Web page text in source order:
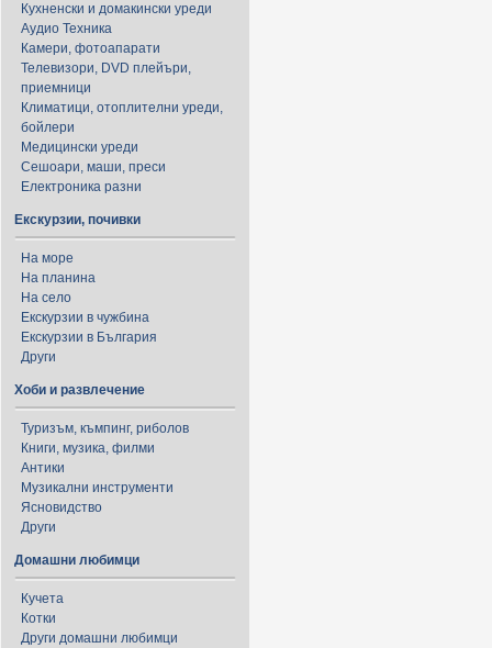
Кухненски и домакински уреди
Аудио Техника
Камери, фотоапарати
Телевизори, DVD плейъри,
приемници
Климатици, отоплителни уреди,
бойлери
Медицински уреди
Сешоари, маши, преси
Електроника разни
Екскурзии, почивки
На море
На планина
На село
Екскурзии в чужбина
Екскурзии в България
Други
Хоби и развлечение
Туризъм, къмпинг, риболов
Книги, музика, филми
Антики
Музикални инструменти
Ясновидство
Други
Домашни любимци
Кучета
Котки
Други домашни любимци